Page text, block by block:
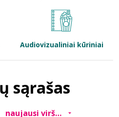
Audiovizualiniai kūriniai
sąrašas